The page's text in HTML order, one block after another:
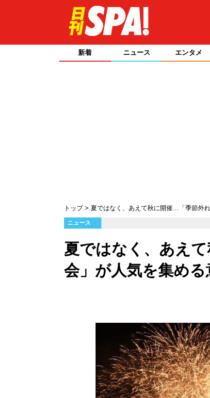
新着 ニュース エンタメ
トップ 夏ではなく、あえて秋に開催…「季節外
ニュース
夏ではなく、あえ
会」が人気を集め